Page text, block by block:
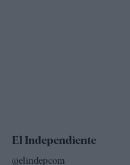
El Independiente
@elindepcom